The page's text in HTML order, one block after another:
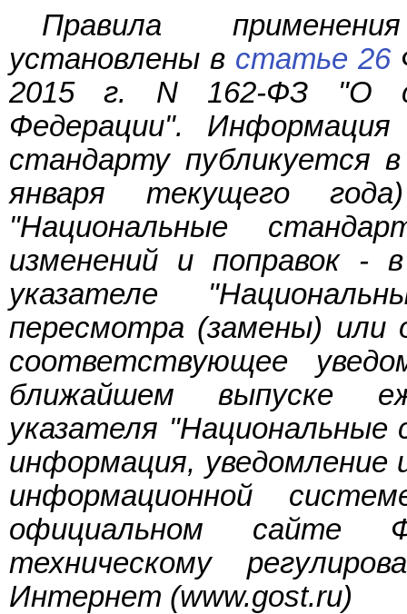
Правила
установлены в статье 26
2015 г. N 162-ФЗ "О
Федерации".
стандарту публикуется
января текущего
"Национальные
изменений и поправок -
указателе
пересмотра (замены)
соответствующее
ближайшем выпуске
указателя
информация,
информационной
официальном сайте
техническому
Интернет (www.gost.ru)